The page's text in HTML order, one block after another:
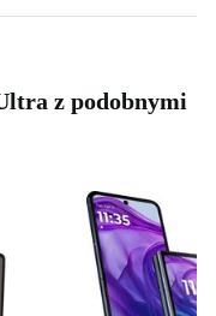
z podobnymi